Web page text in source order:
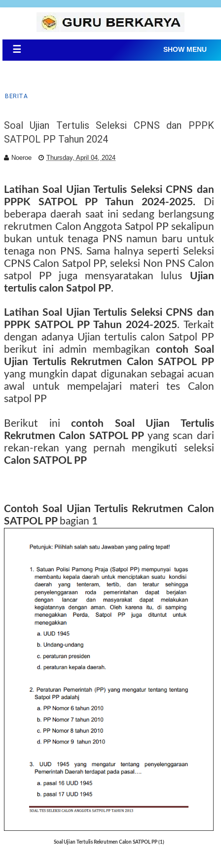
☰ SHOW MENU
BERITA
Soal Ujian Tertulis Seleksi CPNS dan PPPK
SATPOL PP Tahun 2024
Noeroe Thursday, April 04, 2024
Latihan Soal Ujian Tertulis Seleksi CPNS dan
PPPK SATPOL PP Tahun 2024-2025.
Di
beberapa daerah saat ini sedang berlangsung
rekrutmen Calon Anggota Satpol PP sekalipun
bukan untuk tenaga PNS namun baru untuk
tenaga non PNS. Sama halnya seperti Seleksi
CPNS Calon Satpol PP, seleksi Non PNS Calon
satpol PP juga mensyaratakan lulus Ujian
tertulis calon Satpol PP.
Latihan Soal Ujian Tertulis Seleksi CPNS dan
PPPK SATPOL PP Tahun 2024-2025. Terkait
dengan adanya Ujian tertulis calon Satpol PP
berikut ini admin membagikan contoh Soal
Ujian Tertulis Rekrutmen Calon SATPOL PP
yang mungkin dapat digunakan sebagai acuan
awal untuk mempelajari materi tes Calon
satpol PP
Berikut inicontoh Soal Ujian Tertulis
Rekrutmen Calon SATPOL PP yang scan dari
rekan-rekan yang pernah mengikuti seleksi
Calon SATPOL PP
Contoh Soal Ujian Tertulis Rekrutmen Calon
SATPOL PP bagian 1
Soal Ujian Tertulis Rekrutmen Calon SATPOL PP (1)